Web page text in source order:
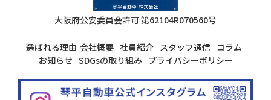
大阪府公安委員会許可第62104R070560号
選ばれる理由 会社概要 社員紹介 スタッフ通信 コラム
お知らせ SDGsの取り組み プライバシーポリシー